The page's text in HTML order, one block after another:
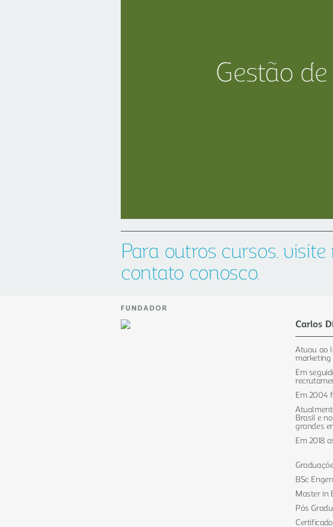
Gestão
Para outros cursos,
contato conosco.
FUNDADOR
Carlos
Atuou ao
marketing
Em
Em 2004
Brasil e
grandes
Em 2018
BSc
Master in
Pós